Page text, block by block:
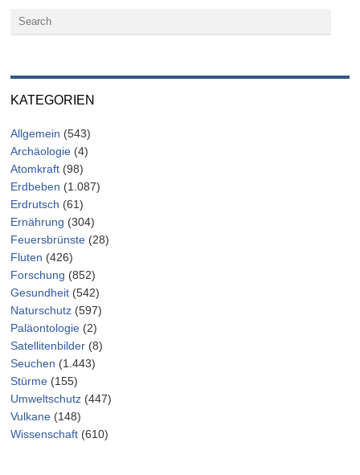
KATEGORIEN
Allgemein (543)
Archäologie (4)
Atomkraft (98)
Erdbeben (1.087)
Erdrutsch (61)
Ernährung (304)
Feuersbrünste (28)
Fluten (426)
Forschung (852)
Gesundheit (542)
Naturschutz (597)
Paläontologie (2)
Satellitenbilder (8)
Seuchen (1.443)
Stürme (155)
Umweltschutz (447)
Vulkane (148)
Wissenschaft (610)